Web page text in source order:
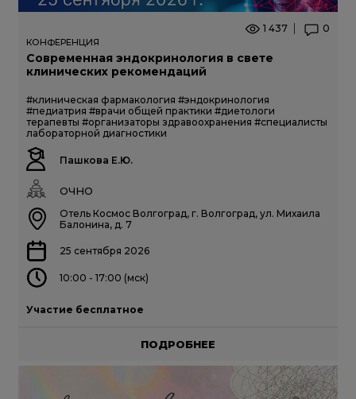
1 437 0
КОНФЕРЕНЦИЯ
Современная эндокринология в свете
клинических рекомендаций
#клиническая фармакология #эндокринология
#педиатрия #врачи общей практики #диетологи
терапевты #организаторы здравоохранения #специалисты
лабораторной диагностики
Пашкова Е.Ю.
ОЧНО
Отель Космос Волгоград, г. Волгоград, ул. Михаила
Балонина, д. 7
25 сентября 2026
10:00 - 17:00 (мск)
Участие бесплатное
ПОДРОБНЕЕ